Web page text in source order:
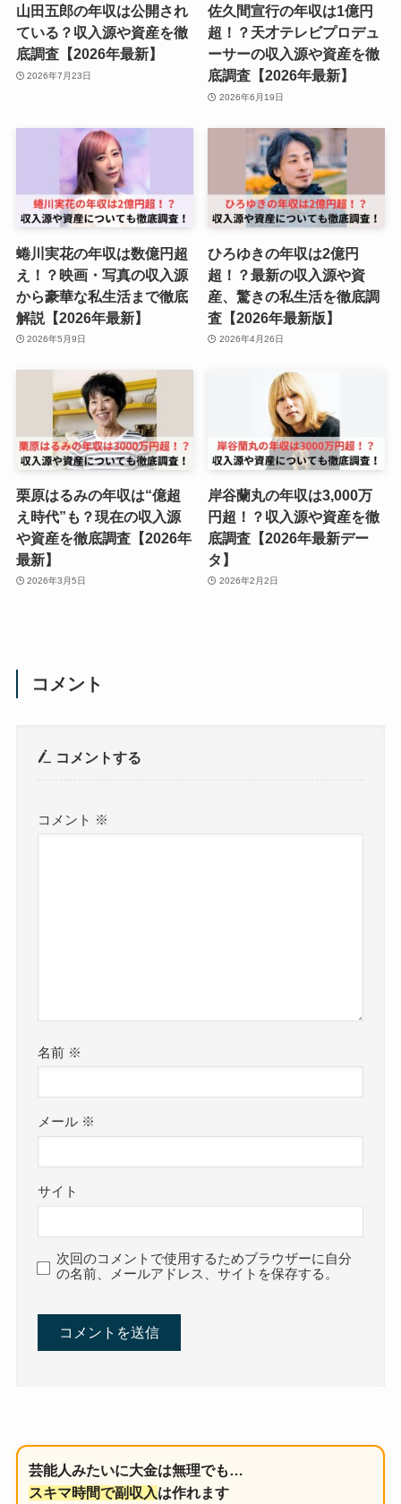
山田五郎の年収は公開され
ている？収入源や資産を徹
底調査【2026年最新】
2026年7月23日
佐久間宣行の年収は1億円
超！？天才テレビプロデュ
ーサーの収入源や資産を徹
底調査【2026年最新】
2026年6月19日
蜷川実花の年収は数億円超
え！？映画・写真の収入源
から豪華な私生活まで徹底
解説【2026年最新】
2026年5月9日
ひろゆきの年収は2億円
超！？最新の収入源や資
産、驚きの私生活を徹底調
査【2026年最新版】
2026年4月26日
栗原はるみの年収は“億超
え時代”も？現在の収入源
や資産を徹底調査【2026年
最新】
2026年3月5日
岸谷蘭丸の年収は3,000万
円超！？収入源や資産を徹
底調査【2026年最新デー
タ】
2026年2月2日
コメント
コメントする
コメント ※
名前 ※
メール ※
サイト
次回のコメントで使用するためブラウザーに自分
の名前、メールアドレス、サイトを保存する。
芸能人みたいに大金は無理でも…
スキマ時間で副収入は作れます